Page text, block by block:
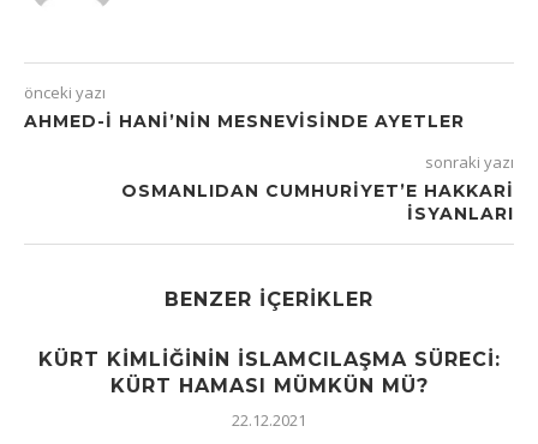
önceki yazı
AHMED-I HANI’NIN MESNEVISINDE AYETLER
sonraki yazı
OSMANLIDAN CUMHURIYET’E HAKKARI
İSYANLARI
BENZER İÇERIKLER
KÜRT KIMLIĞININ İSLAMCILAŞMA SÜRECI:
KÜRT HAMASI MÜMKÜN MÜ?
22.12.2021